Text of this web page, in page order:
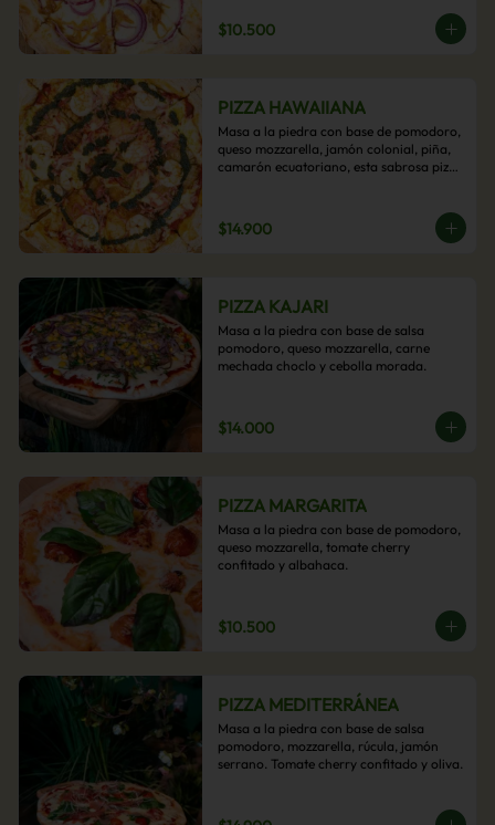
$10.500
PIZZA HAWAIIANA
Masa a la piedra con base de pomodoro,
queso mozzarella, jamón colonial, piña,
camarón ecuatoriano, esta sabrosa pizza
$14.900
PIZZA KAJARI
Masa a la piedra con base de salsa
pomodoro, queso mozzarella, carne
mechada choclo y cebolla morada.
$14.000
PIZZA MARGARITA
Masa a la piedra con base de pomodoro,
queso mozzarella, tomate cherry
confitado y albahaca.
$10.500
PIZZA MEDITERRÁNEA
Masa a la piedra con base de salsa
pomodoro, mozzarella, rúcula, jamón
serrano. Tomate cherry confitado y oliva.